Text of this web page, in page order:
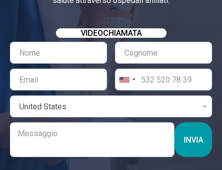
VIDEOCHIAMATA
INVIA